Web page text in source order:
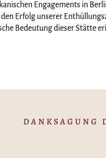
Engagements in
Erfolg unserer
Bedeutung dieser Stätte
DANKSAGUNG